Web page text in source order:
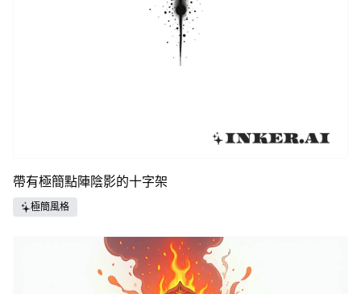
帶有極簡點陣陰影的十字架
極簡風格